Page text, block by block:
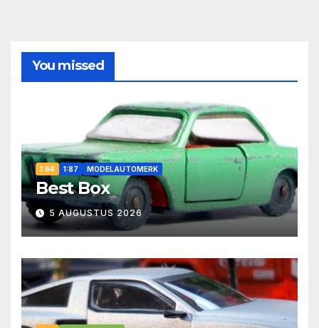
You missed
1:64 1:87 MODELAUTOMERK
Best Box
5 AUGUSTUS 2026